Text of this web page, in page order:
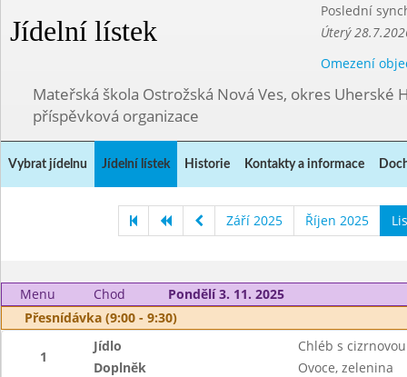
Jídelní lístek
Poslední
Úterý
Omezení
Mateřská škola Ostrožská Nová Ves, okres Uherské
příspěvková organizace
Vybrat jídelnu Jídelní lístek Historie Kontakty a informace
Září 2025 Říjen 2025
Menu Chod
Pondělí 3. 11. 2025
Přesnídávka (9:00 - 9:30)
1
Jídlo
Chléb s
Doplněk
Ovoce, zelenina